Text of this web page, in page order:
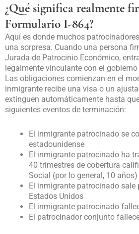
¿Qué significa realmente
Formulario I-864?
Aquí es donde muchos
una sorpresa. Cuando una persona
Jurada de Patrocinio Económico,
legalmente vinculante con el
Las obligaciones comienzan en el
inmigrante recibe una visa o un
extinguen automáticamente hasta
siguientes eventos de terminación:
El inmigrante patrocinado se
estadounidense
El inmigrante patrocinado ha
40 trimestres de cobertura
Social (por lo general, 10 años)
El inmigrante patrocinado sale
Estados Unidos
El inmigrante patrocinado
El patrocinador conjunto